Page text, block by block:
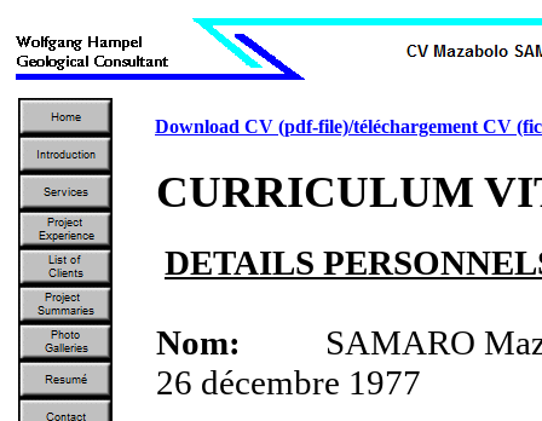
Download CV (pdf-file)/téléchargement CV
CURRICULUM
DETAILS
Nom: SAMARO
26 décembre 1977